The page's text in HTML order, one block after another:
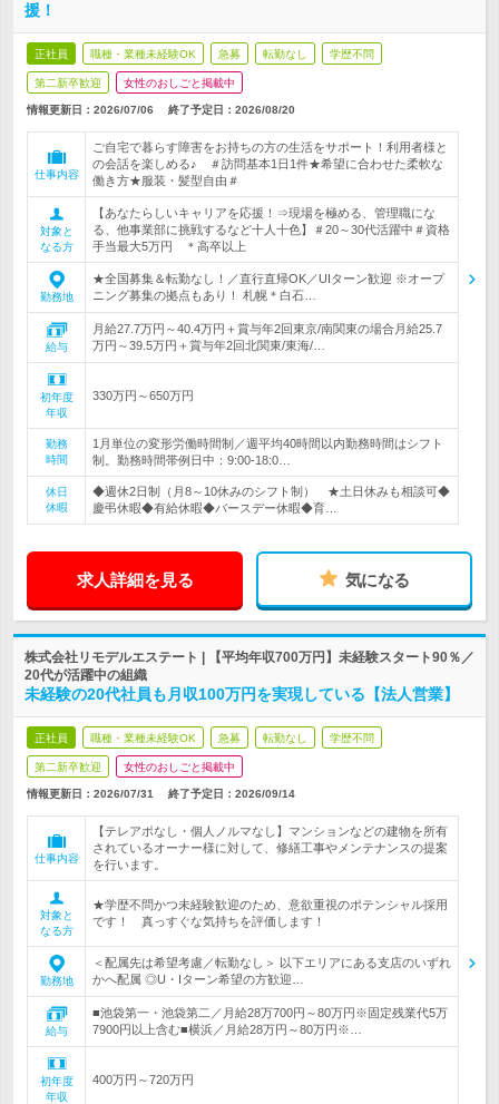
援！
正社員 職種・業種未経験OK 急募 転勤なし 学歴不問
第二新卒歓迎 女性のおしごと掲載中
情報更新日：2026/07/06 終了予定日： 2026/08/20
仕事内容
ご自宅で暮らす障害をお持ちの方の生活をサポート！利用者様と
の会話を楽しめる♪ ＃訪問基本1日1件★希望に合わせた柔軟な
働き方★服装・髪型自由＃
対象と
なる方
【あなたらしいキャリアを応援！⇒現場を極める、管理職にな
る、他事業部に挑戦するなど十人十色】＃20～30代活躍中＃資格
手当最大5万円 ＊高卒以上
勤務地
★全国募集＆転勤なし！／直行直帰OK／UIターン歓迎 ※オープ
ニング募集の拠点もあり！ 札幌＊白石…
給与
月給27.7万円～40.4万円＋賞与年2回東京/南関東の場合月給25.7
万円～39.5万円＋賞与年2回北関東/東海/…
初年度
年収
330万円～650万円
勤務
時間
1月単位の変形労働時間制／週平均40時間以内勤務時間はシフト
制。勤務時間帯例日中：9:00-18:0…
休日
休暇
◆週休2日制（月8～10休みのシフト制） ★土日休みも相談可◆
慶弔休暇◆有給休暇◆バースデー休暇◆育…
求人詳細を見る 気になる
株式会社リモデルエステート | 【平均年収700万円】未経験スタート90％／
20代が活躍中の組織
未経験の20代社員も月収100万円を実現している【法人営業】
正社員 職種・業種未経験OK 急募 転勤なし 学歴不問
第二新卒歓迎 女性のおしごと掲載中
情報更新日：2026/07/31 終了予定日： 2026/09/14
仕事内容
【テレアポなし・個人ノルマなし】マンションなどの建物を所有
されているオーナー様に対して、修繕工事やメンテナンスの提案
を行います。
対象と
なる方
★学歴不問かつ未経験歓迎のため、意欲重視のポテンシャル採用
です！ 真っすぐな気持ちを評価します！
勤務地
＜配属先は希望考慮／転勤なし＞ 以下エリアにある支店のいずれ
かへ配属 ◎U・Iターン希望の方歓迎…
給与
■池袋第一・池袋第二／月給28万700円～80万円※固定残業代5万
7900円以上含む■横浜／月給28万円～80万円※…
初年度
年収
400万円～720万円